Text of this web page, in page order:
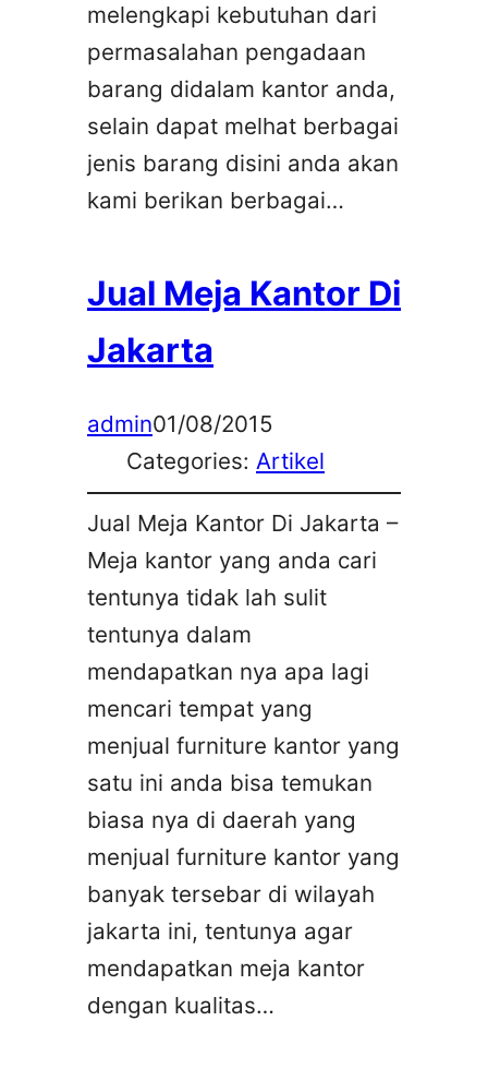
melengkapi kebutuhan dari
permasalahan pengadaan
barang didalam kantor anda,
selain dapat melhat berbagai
jenis barang disini anda akan
kami berikan berbagai…
Jual Meja Kantor Di
Jakarta
admin01/08/2015
Categories: Artikel
Jual Meja Kantor Di Jakarta –
Meja kantor yang anda cari
tentunya tidak lah sulit
tentunya dalam
mendapatkan nya apa lagi
mencari tempat yang
menjual furniture kantor yang
satu ini anda bisa temukan
biasa nya di daerah yang
menjual furniture kantor yang
banyak tersebar di wilayah
jakarta ini, tentunya agar
mendapatkan meja kantor
dengan kualitas…